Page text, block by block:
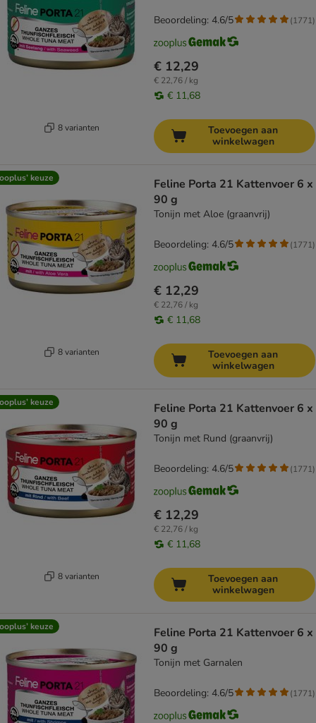
8 varianten
€ 12,29
€ 22,76 / kg
€ 11,68
Beoordeling: 4.6/5 (1771)
Toevoegen aan
winkelwagen
keuze
8 varianten
Feline Porta 21 Kattenvoer 6 x
90 g
Tonijn met Aloe (graanvrij)
€ 12,29
€ 22,76 / kg
€ 11,68
Beoordeling: 4.6/5 (1771)
Toevoegen aan
winkelwagen
keuze
8 varianten
Feline Porta 21 Kattenvoer 6 x
90 g
Tonijn met Rund (graanvrij)
€ 12,29
€ 22,76 / kg
€ 11,68
Beoordeling: 4.6/5 (1771)
Toevoegen aan
winkelwagen
keuze
Feline Porta 21 Kattenvoer 6 x
90 g
Tonijn met Garnalen
Beoordeling: 4.6/5 (1771)